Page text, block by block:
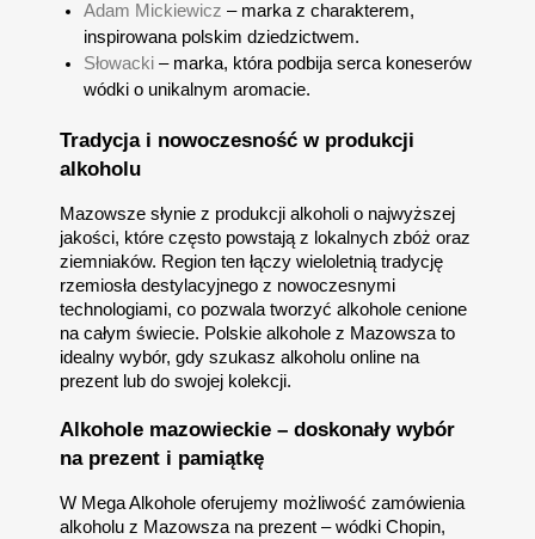
Adam Mickiewicz – marka z charakterem,
inspirowana polskim dziedzictwem.
Słowacki – marka, która podbija serca koneserów
wódki o unikalnym aromacie.
Tradycja i nowoczesność w produkcji
alkoholu
Mazowsze słynie z produkcji alkoholi o najwyższej
jakości, które często powstają z lokalnych zbóż oraz
ziemniaków. Region ten łączy wieloletnią tradycję
rzemiosła destylacyjnego z nowoczesnymi
technologiami, co pozwala tworzyć alkohole cenione
na całym świecie. Polskie alkohole z Mazowsza to
idealny wybór, gdy szukasz alkoholu online na
prezent lub do swojej kolekcji.
Alkohole mazowieckie – doskonały wybór
na prezent i pamiątkę
W Mega Alkohole oferujemy możliwość zamówienia
alkoholu z Mazowsza na prezent – wódki Chopin,